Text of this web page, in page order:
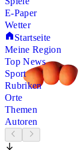
E-Paper
Wetter
Startseite
Meine Region
Top News
Sport
Rubriken
Orte
Themen
Autoren